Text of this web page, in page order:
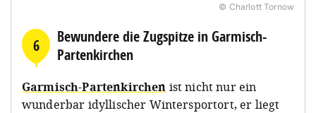
© Charlott Tornow
6
Bewundere die Zugspitze in Garmisch-
Partenkirchen
Garmisch-Partenkirchen ist nicht nur ein
wunderbar idyllischer Wintersportort, er liegt